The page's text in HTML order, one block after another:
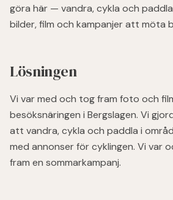
göra här — vandra, cykla och
bilder, film och kampanjer att möta
Lösningen
Vi var med och tog fram foto och
besöksnäringen i Bergslagen. Vi
att vandra, cykla och paddla i
med annonser för cyklingen. Vi var
fram en sommarkampanj.